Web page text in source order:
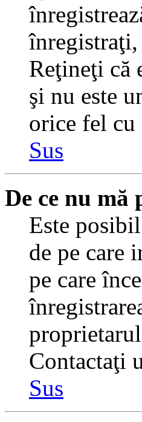
înregistraţi,
Reţineţi că
şi nu este
orice fel cu
Sus
De ce nu mă
Este
de pe care
pe care
Contactaţi
Sus